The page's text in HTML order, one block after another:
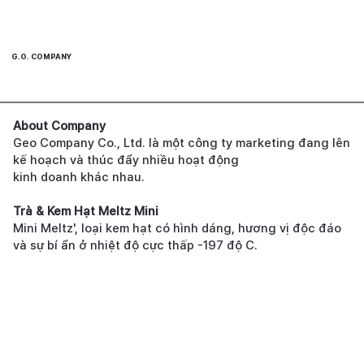
G.O. COMPANY
About Company
Geo Company Co., Ltd. là một công ty marketing đang lên
kế hoạch và thúc đẩy nhiều hoạt động
kinh doanh khác nhau.
Trà & Kem Hạt Meltz Mini
Mini Meltz', loại kem hạt có hình dáng, hương vị độc đáo
và sự bí ẩn ở nhiệt độ cực thấp -197 độ C.